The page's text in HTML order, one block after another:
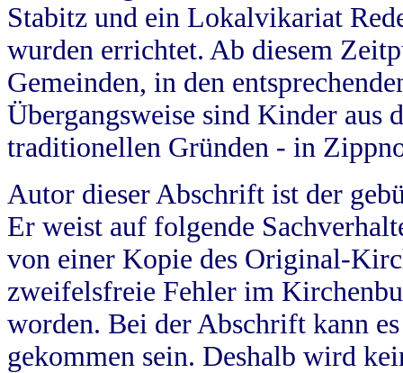
Stabitz und ein Lokalvikariat
wurden errichtet. Ab diesem
Gemeinden, in den
Übergangsweise sind Kinder aus
traditionellen Gründen - in
Autor dieser Abschrift ist der
Er weist auf folgende
von einer Kopie des Original-
zweifelsfreie Fehler im
worden. Bei der Abschrift kann
gekommen sein. Deshalb wird